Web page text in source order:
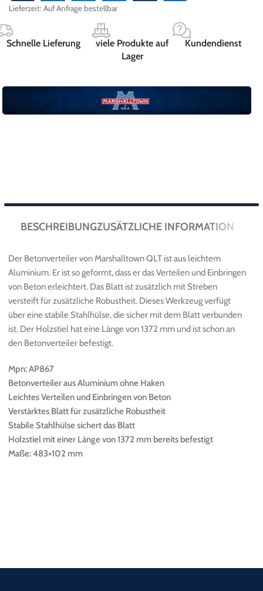
Lieferzeit: Auf Anfrage bestellbar
Schnelle Lieferung
viele Produkte auf
Lager
Kundendienst
BESCHREIBUNGZUSÄTZLICHE INFORMATION
Der Betonverteiler von Marshalltown QLT ist aus leichtem
Aluminium. Er ist so geformt, dass er das Verteilen und Einbringen
von Beton erleichtert. Das Blatt ist zusätzlich mit Streben
versteift für zusätzliche Robustheit. Dieses Werkzeug verfügt
über eine stabile Stahlhülse, die sicher mit dem Blatt verbunden
ist. Der Holzstiel hat eine Länge von 1372 mm und ist schon an
den Betonverteiler befestigt.
Mpn: AP867
Betonverteiler aus Aluminium ohne Haken
Leichtes Verteilen und Einbringen von Beton
Verstärktes Blatt für zusätzliche Robustheit
Stabile Stahlhülse sichert das Blatt
Holzstiel mit einer Länge von 1372 mm bereits befestigt
Maße: 483×102 mm